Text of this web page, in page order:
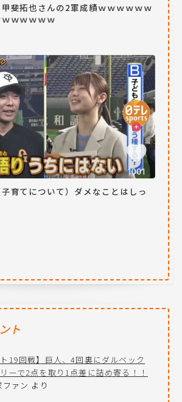
甲斐拓也さんの2軍成績ｗｗｗｗｗｗ
ｗｗｗｗｗ
育てについて）ダメなことはしっ
ト
ト19回戦】巨人、4回裏にダルベック
ーで2点を取り1点差に詰め寄る！！
ァン より